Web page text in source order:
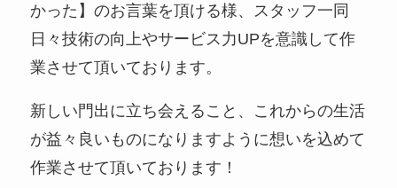
かった】のお言葉を頂ける様、スタッフ一同
日々技術の向上やサービス力UPを意識して作
業させて頂いております。
新しい門出に立ち会えること、これからの生活
が益々良いものになりますように想いを込めて
作業させて頂いております！